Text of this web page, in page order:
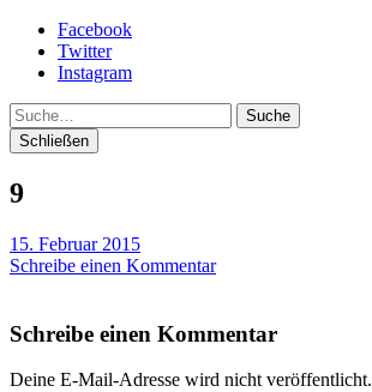
Facebook
Twitter
Instagram
Suche
Schließen
9
15. Februar 2015
Schreibe einen Kommentar
Schreibe einen Kommentar
Deine E-Mail-Adresse wird nicht veröffentlicht.